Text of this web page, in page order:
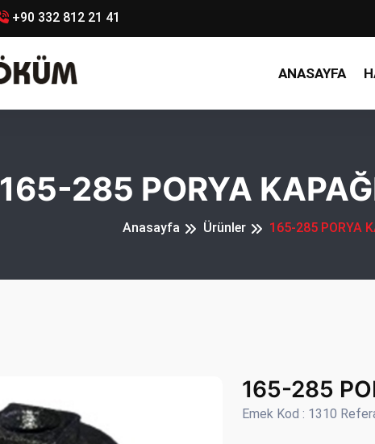
+90 332 812 21 41
ANASAYFA
165-285 PORYA
Anasayfa Ürünler 165-285 PORYA
165-285
Emek Kod : 1310